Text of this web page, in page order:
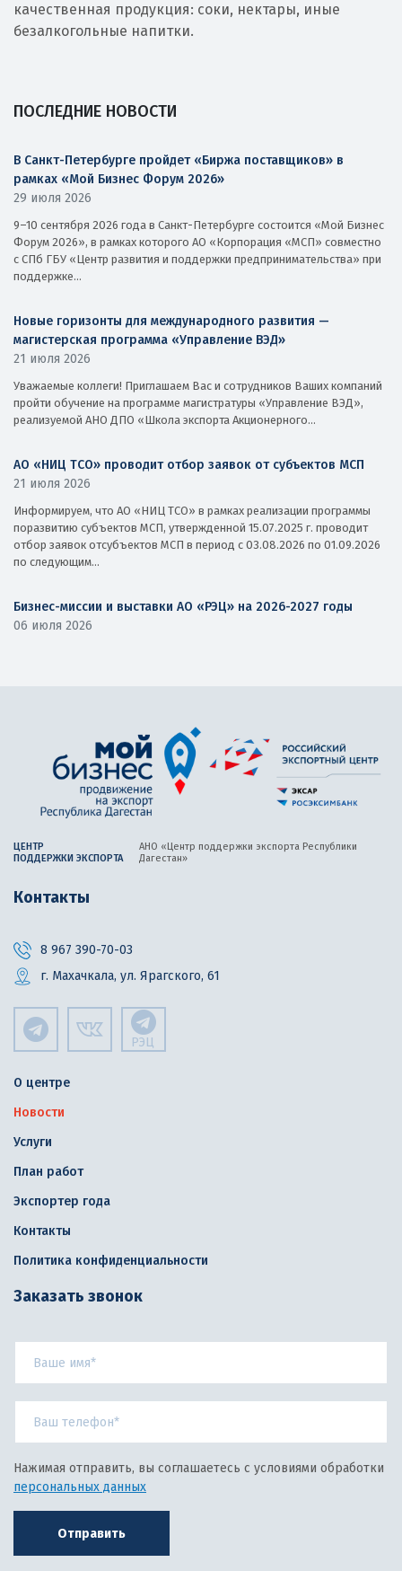
качественная продукция: соки, нектары, иные
безалкогольные напитки.
ПОСЛЕДНИЕ НОВОСТИ
В Санкт-Петербурге пройдет «Биржа поставщиков» в
рамках «Мой Бизнес Форум 2026»
29 июля 2026
9–10 сентября 2026 года в Санкт-Петербурге состоится «Мой Бизнес
Форум 2026», в рамках которого АО «Корпорация «МСП» совместно
с СПб ГБУ «Центр развития и поддержки предпринимательства» при
поддержке...
Новые горизонты для международного развития —
магистерская программа «Управление ВЭД»
21 июля 2026
Уважаемые коллеги! Приглашаем Вас и сотрудников Ваших компаний
пройти обучение на программе магистратуры «Управление ВЭД»,
реализуемой АНО ДПО «Школа экспорта Акционерного...
АО «НИЦ ТСО» проводит отбор заявок от субъектов МСП
21 июля 2026
Информируем, что АО «НИЦ ТСО» в рамках реализации программы
поразвитию субъектов МСП, утвержденной 15.07.2025 г. проводит
отбор заявок отсубъектов МСП в период с 03.08.2026 по 01.09.2026
по следующим...
Бизнес-миссии и выставки АО «РЭЦ» на 2026-2027 годы
06 июля 2026
ЦЕНТР
ПОДДЕРЖКИ ЭКСПОРТА
АНО «Центр поддержки экспорта Республики
Дагестан»
Контакты
8 967 390-70-03
г. Махачкала, ул. Ярагского, 61
РЭЦ
О центре
Новости
Услуги
План работ
Экспортер года
Контакты
Политика конфиденциальности
Заказать звонок
Нажимая отправить, вы соглашаетесь с условиями обработки
персональных данных
Отправить